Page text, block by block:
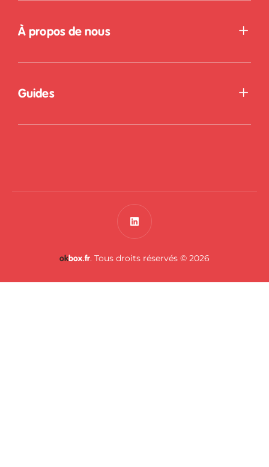
À propos de nous
Guides
okbox.fr. Tous droits réservés © 2026